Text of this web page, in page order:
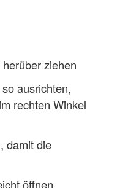
ziehen
ausrichten,
rechten Winkel
damit die
öffnen